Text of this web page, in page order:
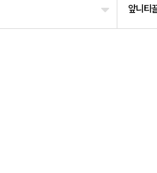
앞니티